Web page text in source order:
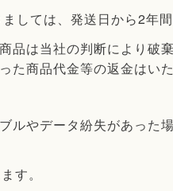
ては、発送日から2年間
は当社の判断により破
商品代金等の返金はいた
やデータ紛失があった
す。